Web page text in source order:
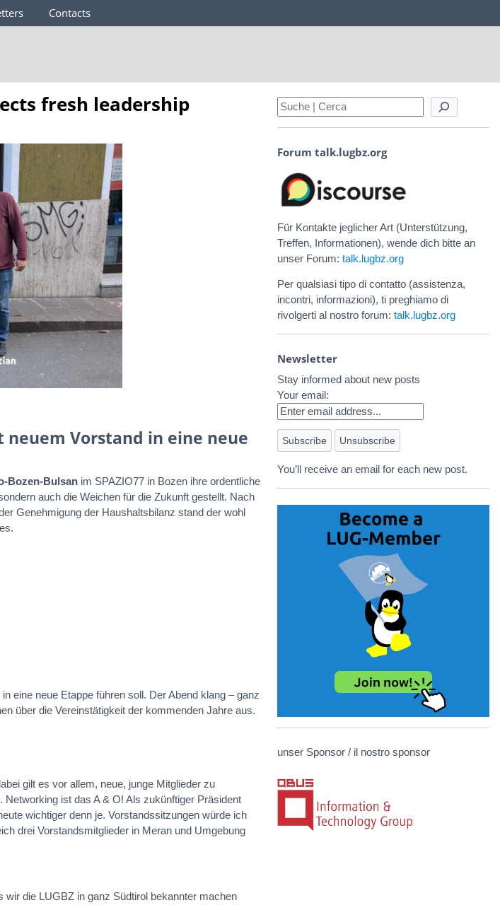
Contacts
fresh leadership
neuem Vorstand in eine neue
Bozen-Bulsan im SPAZIO77 in Bozen ihre ordentliche
auch die Weichen für die Zukunft gestellt. Nach
Genehmigung der Haushaltsbilanz stand der wohl
eine neue Etappe führen soll. Der Abend klang – ganz
über die Vereinstätigkeit der kommenden Jahre aus.
gilt es vor allem, neue, junge Mitglieder zu
ist das A & O! Als zukünftiger Präsident
wichtiger denn je. Vorstandssitzungen würde ich
drei Vorstandsmitglieder in Meran und Umgebung
die LUGBZ in ganz Südtirol bekannter machen
Forum talk.lugbz.org
Für Kontakte jeglicher Art (Unterstützung,
Treffen, Informationen), wende dich bitte an
unser Forum: talk.lugbz.org
Per qualsiasi tipo di contatto (assistenza,
incontri, informazioni), ti preghiamo di
rivolgerti al nostro forum: talk.lugbz.org
Newsletter
Stay informed about new posts
Your email:
You’ll receive an email for each new post.
unser Sponsor / il nostro sponsor